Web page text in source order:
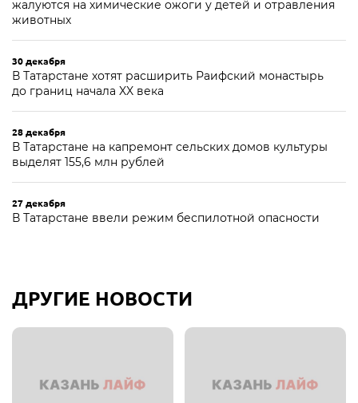
жалуются на химические ожоги у детей и отравления
животных
30 декабря
В Татарстане хотят расширить Раифский монастырь
до границ начала XX века
28 декабря
В Татарстане на капремонт сельских домов культуры
выделят 155,6 млн рублей
27 декабря
В Татарстане ввели режим беспилотной опасности
ДРУГИЕ НОВОСТИ